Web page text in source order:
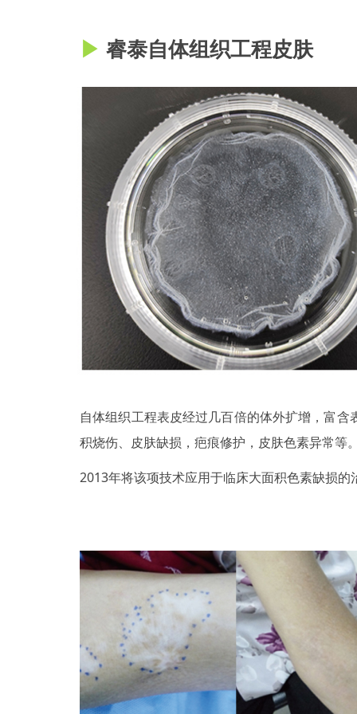
自体组织工程表皮经过几百倍的体外扩增，富
积烧伤、皮肤缺损，疤痕修护，皮肤色素异常等
2013年将该项技术应用于临床大面积色素缺损
▶ 睿泰自体组织工程皮肤